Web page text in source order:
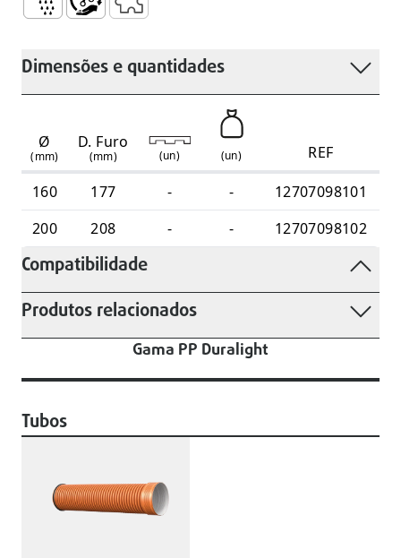
Dimensões e quantidades
Ø
(mm)
D. Furo
(mm) (un) (un)
REF
160
177 - -
12707098101
200
208 - - 12707098102
Compatibilidade
Produtos relacionados
Gama PP Duralight
Tubos